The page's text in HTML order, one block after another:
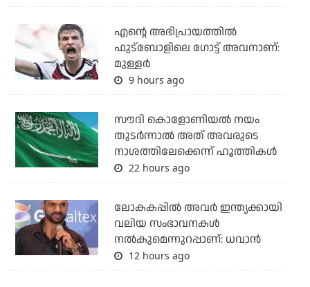
എന്റെ അഭിപ്രായത്തില്‍
ഫുട്‌ബോളിലെ ഗോട്ട് അവനാണ്:
മുള്ളര്‍
9 hours ago
സൗദി കൊളോണിയല്‍ നയം
തുടര്‍ന്നാല്‍ അത് അവരുടെ
നാശത്തിലേക്കെന്ന് ഹൂത്തികള്‍
22 hours ago
ലോകകപ്പിൽ അവര്‍ ഇന്ത്യക്കായി
വലിയ സംഭാവനകള്‍
നല്‍കുമെന്നുറപ്പാണ്: ധവാന്‍
12 hours ago